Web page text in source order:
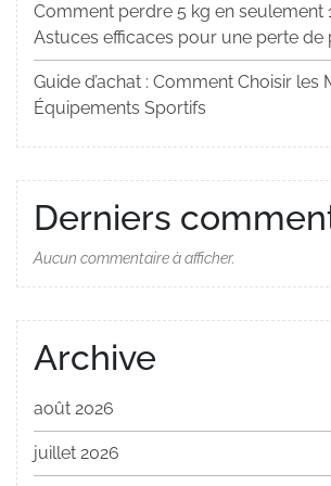
Comment perdre 5 kg en seulement
Astuces efficaces pour une perte de
Guide d’achat : Comment Choisir les
Équipements Sportifs
Derniers
Aucun commentaire à afficher.
Archive
août 2026
juillet 2026